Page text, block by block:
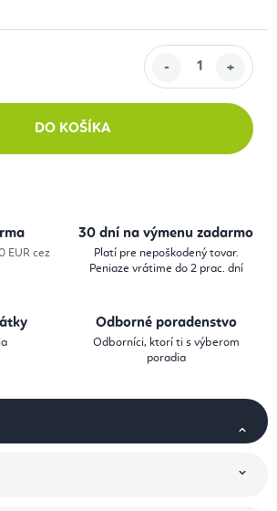
DO KOŠÍKA
EUR cez
30 dní na výmenu zadarmo
Platí pre nepoškodený tovar.
Peniaze vrátime do 2 prac. dní
Odborné poradenstvo
Odborníci, ktorí ti s výberom
poradia